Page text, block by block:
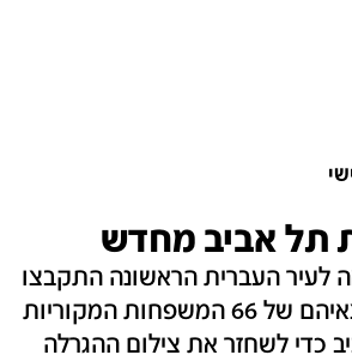
תל אביב מחדש
לעיר העברית הראשונה התקבצו
היום מאות מצאצאיהם של 66 המשפחות המקוריות
כדי לשחזר את צילום ההגרלה